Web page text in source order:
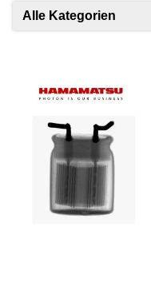
Alle Kategorien